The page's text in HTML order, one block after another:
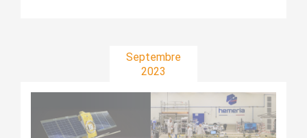
Septembre
2023